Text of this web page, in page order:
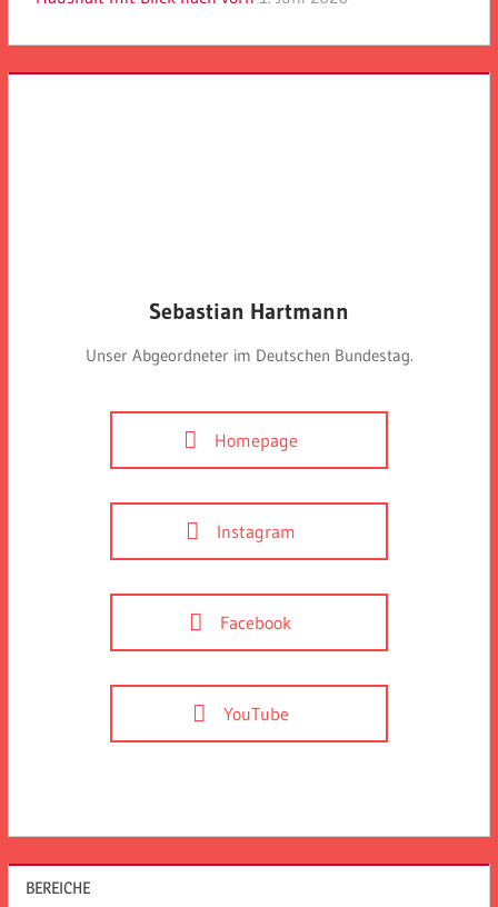
Sebastian Hartmann
Unser Abgeordneter im Deutschen Bundestag.
Homepage
Instagram
Facebook
YouTube
BEREICHE